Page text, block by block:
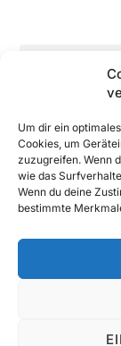
Um dir ein
Cookies, um
zuzugreifen. Wenn
wie das
Wenn du deine
bestimmte